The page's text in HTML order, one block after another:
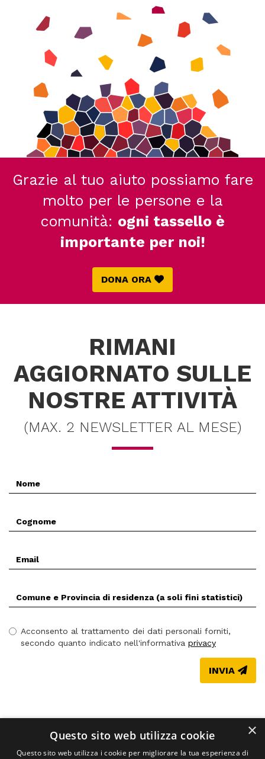
Grazie al tuo aiuto possiamo fare
molto per le persone e la
comunità: ogni tassello è
importante per noi!
DONA ORA
RIMANI
AGGIORNATO SULLE
NOSTRE ATTIVITÀ
(MAX. 2 NEWSLETTER AL MESE)
Nome
*
Cognome
*
Email
*
Comune
(Prov.)
residenza
Acconsento al trattamento dei dati personali forniti,
secondo quanto indicato nell'informativa privacy
INVIA
×
Questo sito web utilizza cookie
Questo sito web utilizza i cookie per migliorare la tua esperienza di